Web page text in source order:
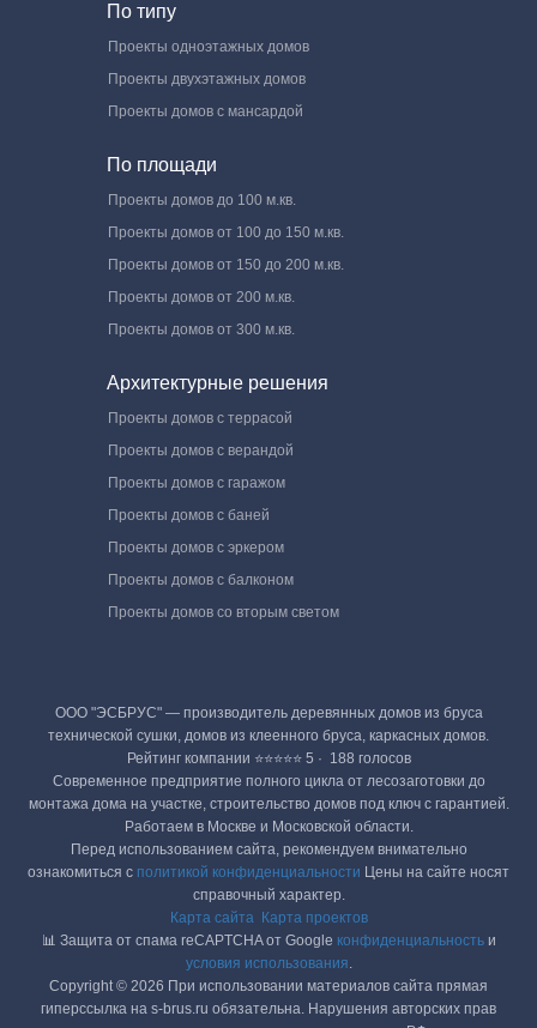
По типу
Проекты одноэтажных домов
Проекты двухэтажных домов
Проекты домов с мансардой
По площади
Проекты домов до 100 м.кв.
Проекты домов от 100 до 150 м.кв.
Проекты домов от 150 до 200 м.кв.
Проекты домов от 200 м.кв.
Проекты домов от 300 м.кв.
Архитектурные решения
Проекты домов с террасой
Проекты домов с верандой
Проекты домов с гаражом
Проекты домов с баней
Проекты домов с эркером
Проекты домов с балконом
Проекты домов со вторым светом
ООО "ЭСБРУС" — производитель деревянных домов из бруса
технической сушки, домов из клеенного бруса, каркасных домов.
Рейтинг компании ⭐⭐⭐⭐⭐ 5 · ‎ 188 голосов
Современное предприятие полного цикла от лесозаготовки до
монтажа дома на участке, строительство домов под ключ с гарантией.
Работаем в Москве и Московской области.
Перед использованием сайта, рекомендуем внимательно
ознакомиться с политикой конфиденциальности Цены на сайте носят
справочный характер.
Карта сайта
Карта проектов
📊 Защита от спама reCAPTCHA от Google конфиденциальностьи
условия использования.
Copyright © 2026 При использовании материалов сайта прямая
гиперссылка на s-brus.ru обязательна. Нарушения авторских прав